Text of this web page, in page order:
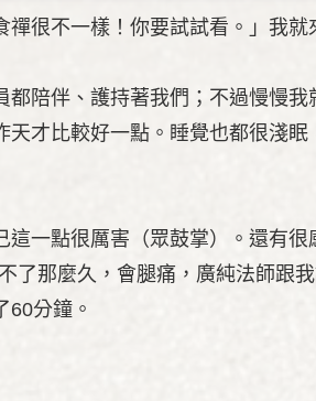
很不一樣！你要試試看。」我就
陪伴、護持著我們；不過慢慢
才比較好一點。睡覺也都很淺眠
一點很厲害（眾鼓掌）。還有很
了那麼久，會腿痛，廣純法師跟
分鐘。